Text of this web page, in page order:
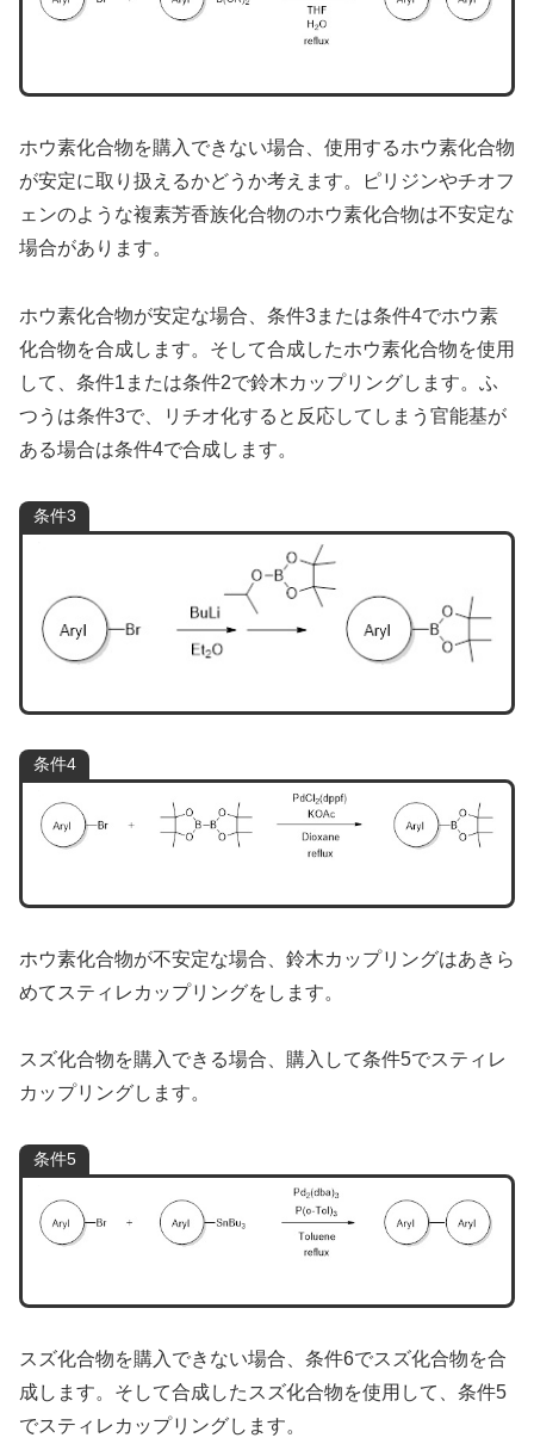
ホウ素化合物を購入できない場合、使用するホウ素化合物
が安定に取り扱えるかどうか考えます。ピリジンやチオフ
ェンのような複素芳香族化合物のホウ素化合物は不安定な
場合があります。
ホウ素化合物が安定な場合、条件3または条件4でホウ素
化合物を合成します。そして合成したホウ素化合物を使用
して、条件1または条件2で鈴木カップリングします。ふ
つうは条件3で、リチオ化すると反応してしまう官能基が
ある場合は条件4で合成します。
条件3
条件4
ホウ素化合物が不安定な場合、鈴木カップリングはあきら
めてスティレカップリングをします。
スズ化合物を購入できる場合、購入して条件5でスティレ
カップリングします。
条件5
スズ化合物を購入できない場合、条件6でスズ化合物を合
成します。そして合成したスズ化合物を使用して、条件5
でスティレカップリングします。